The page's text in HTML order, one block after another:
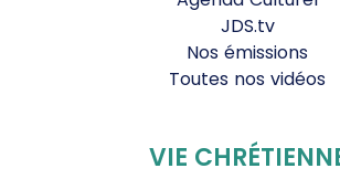
JDS.tv
Nos émissions
Toutes nos vidéos
VIE